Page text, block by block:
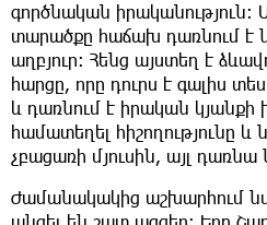
գործնական իրականություն։
տարածքը հաճախ դառնում է
աղբյուր։ Հենց այստեղ է
հարցը, որը դուրս է գալիս
և դառնում է իրական կյանքի
համատեղել հիշողությունը և
չբացառի մյուսին, այլ դառնա
Ժամանակակից աշխարհում